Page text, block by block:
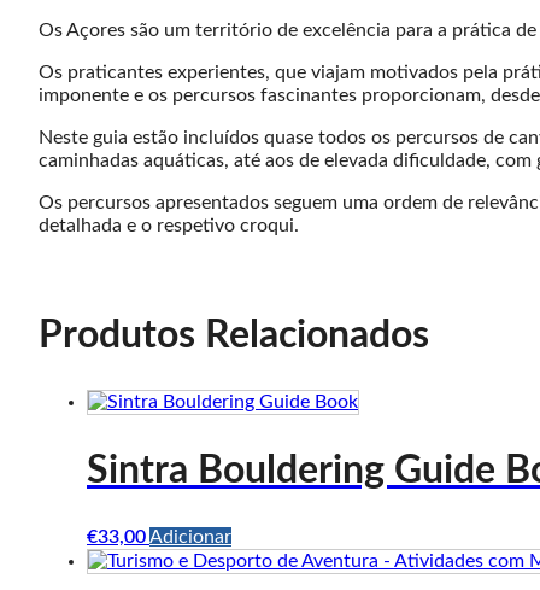
Os Açores são um território de excelência para a prática
Os praticantes experientes, que viajam motivados pela
imponente e os percursos fascinantes proporcionam,
Neste guia estão incluídos quase todos os percursos de
caminhadas aquáticas, até aos de elevada dificuldade,
Os percursos apresentados seguem uma ordem de
detalhada e o respetivo croqui.
Produtos Relacionados
Sintra Bouldering Guide
€33,00Adicionar